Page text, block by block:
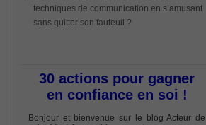
techniques de communication en s’amusant
sans quitter son fauteuil ?
30 actions pour gagner
en confiance en soi !
Bonjour et bienvenue sur le blog Acteur de